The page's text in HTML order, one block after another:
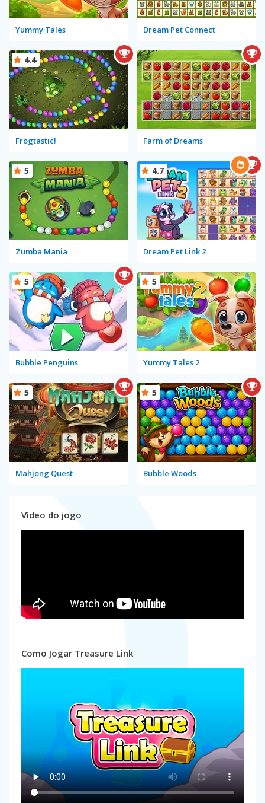
Yummy Tales Dream Pet Connect
Frogtastic!
4.4
Farm of Dreams
Zumba Mania
5
Dream Pet Link 2
4.7
Bubble Penguins
5
Yummy Tales 2
5
Mahjong Quest
5
Bubble Woods
5
Vídeo do jogo
Como Jogar Treasure Link